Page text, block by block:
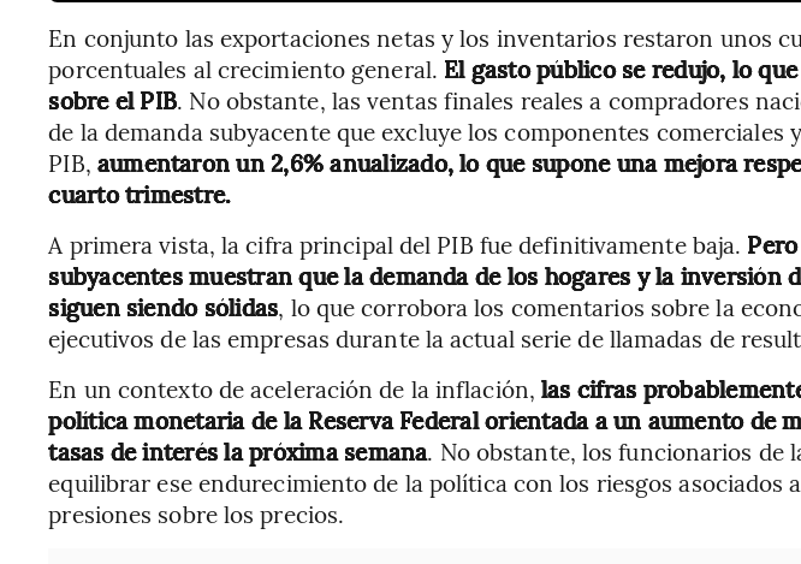
En conjunto las exportaciones netas y los inventarios restaron unos
porcentuales al crecimiento general. El gasto público se redujo, lo
sobre el PIB. No obstante, las ventas finales reales a compradores
de la demanda subyacente que excluye los componentes comerciales
PIB, aumentaron un 2,6% anualizado, lo que supone una mejora
cuarto trimestre.
A primera vista, la cifra principal del PIB fue definitivamente baja.
subyacentes muestran que la demanda de los hogares y la inversión
siguen siendo sólidas, lo que corrobora los comentarios sobre la
ejecutivos de las empresas durante la actual serie de llamadas de
En un contexto de aceleración de la inflación,las cifras
política monetaria de la Reserva Federal orientada a un aumento de
tasas de interés la próxima semana. No obstante, los funcionarios de
equilibrar ese endurecimiento de la política con los riesgos asociados
presiones sobre los precios.